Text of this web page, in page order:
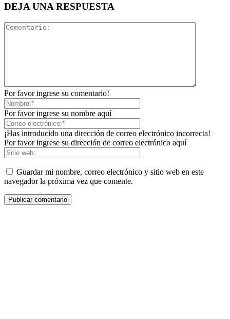
DEJA UNA RESPUESTA
Por favor ingrese su comentario!
Por favor ingrese su nombre aquí
¡Has introducido una dirección de correo electrónico incorrecta!
Por favor ingrese su dirección de correo electrónico aquí
Guardar mi nombre, correo electrónico y sitio web en este
navegador la próxima vez que comente.